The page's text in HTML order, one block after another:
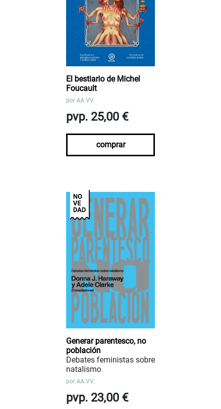
El bestiario de Michel
Foucault
por AA.VV.
pvp. 25,00 €
comprar
Generar parentesco, no
población
Debates feministas sobre
natalismo
por AA.VV.
pvp. 23,00 €